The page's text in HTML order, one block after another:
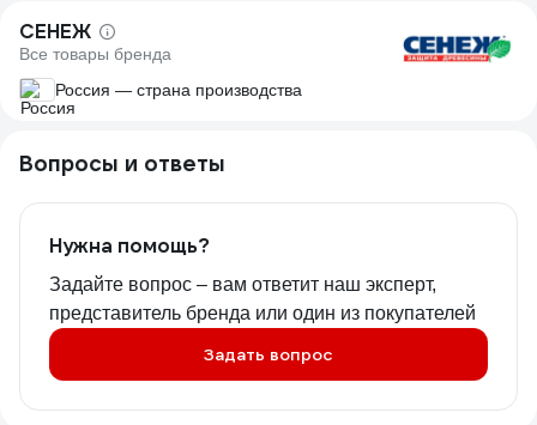
СЕНЕЖ
Все товары бренда
Россия — страна производства
Вопросы и ответы
Нужна помощь?
Задайте вопрос – вам ответит наш эксперт,
представитель бренда или один из покупателей
Задать вопрос